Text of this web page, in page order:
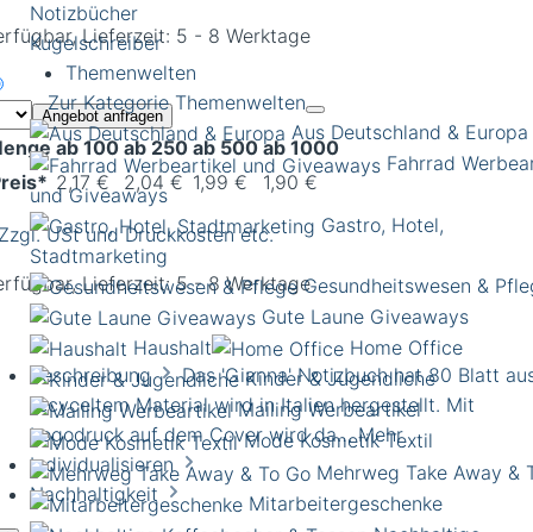
Notizbücher
Kugelschreiber
Themenwelten
Zur Kategorie Themenwelten
Aus Deutschland & Europa
Fahrrad
und Giveaways
Gastro, Hotel,
Stadtmarketing
Gesundheitswesen &
Gute Laune Giveaways
Haushalt
Home Office
Kinder & Jugendliche
Mailing Werbeartikel
Mode Kosmetik Textil
Mehrweg Take Away &
Mitarbeitergeschenke
Lieferzeit: 5 - 8 Werktage
Angebot anfragen
ab 100 ab 250 ab 500 ab 1000
2,17 € 2,04 € 1,99 € 1,90 €
USt und Druckkosten etc.
Lieferzeit: 5 - 8 Werktage
Beschreibung
Das 'Gianna' Notizbuch hat 80 Blatt
recyceltem Material wird in Italien hergestellt. Mit
Logodruck auf dem Cover wird da…Mehr
Individualisieren
Nachhaltigkeit